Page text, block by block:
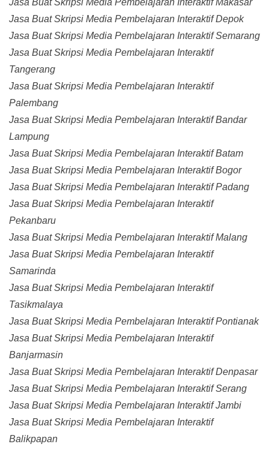
Jasa Buat Skripsi Media Pembelajaran Interaktif Makasar
Jasa Buat Skripsi Media Pembelajaran Interaktif Depok
Jasa Buat Skripsi Media Pembelajaran Interaktif Semarang
Jasa Buat Skripsi Media Pembelajaran Interaktif
Tangerang
Jasa Buat Skripsi Media Pembelajaran Interaktif
Palembang
Jasa Buat Skripsi Media Pembelajaran Interaktif Bandar
Lampung
Jasa Buat Skripsi Media Pembelajaran Interaktif Batam
Jasa Buat Skripsi Media Pembelajaran Interaktif Bogor
Jasa Buat Skripsi Media Pembelajaran Interaktif Padang
Jasa Buat Skripsi Media Pembelajaran Interaktif
Pekanbaru
Jasa Buat Skripsi Media Pembelajaran Interaktif Malang
Jasa Buat Skripsi Media Pembelajaran Interaktif
Samarinda
Jasa Buat Skripsi Media Pembelajaran Interaktif
Tasikmalaya
Jasa Buat Skripsi Media Pembelajaran Interaktif Pontianak
Jasa Buat Skripsi Media Pembelajaran Interaktif
Banjarmasin
Jasa Buat Skripsi Media Pembelajaran Interaktif Denpasar
Jasa Buat Skripsi Media Pembelajaran Interaktif Serang
Jasa Buat Skripsi Media Pembelajaran Interaktif Jambi
Jasa Buat Skripsi Media Pembelajaran Interaktif
Balikpapan